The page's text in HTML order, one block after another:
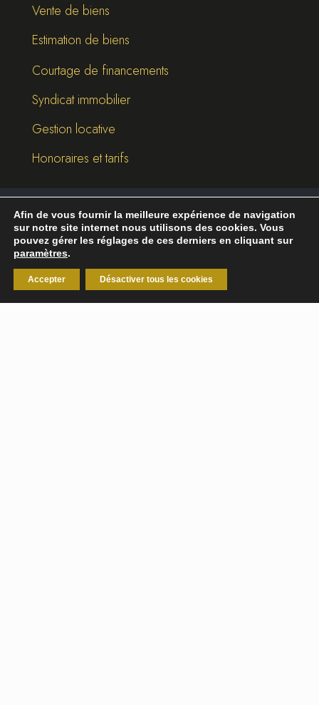
Vente de biens
Estimation de biens
Courtage de financements
Syndicat immobilier
Gestion locative
Honoraires et tarifs
©2026Break-Out Company- Agence de
communication
Mentions légales|Politique de confidentialité
Afin de vous fournir la meilleure expérience de navigation
sur notre site internet nous utilisons des cookies. Vous
pouvez gérer les réglages de ces derniers en cliquant sur
paramètres.
Accepter Désactiver tous les cookies